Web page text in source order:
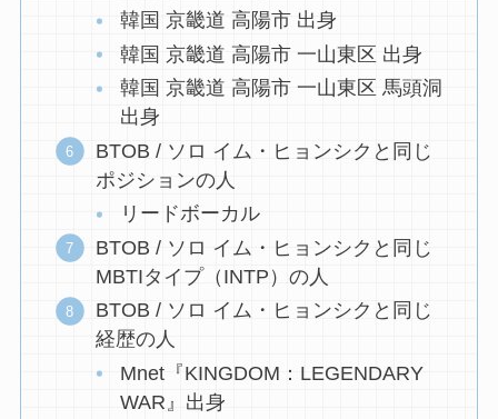
韓国 京畿道 高陽市 出身
韓国 京畿道 高陽市 一山東区 出身
韓国 京畿道 高陽市 一山東区 馬頭洞
出身
BTOB / ソロ イム・ヒョンシクと同じ
ポジションの人
リードボーカル
BTOB / ソロ イム・ヒョンシクと同じ
MBTIタイプ（INTP）の人
BTOB / ソロ イム・ヒョンシクと同じ
経歴の人
Mnet『KINGDOM：LEGENDARY
WAR』出身